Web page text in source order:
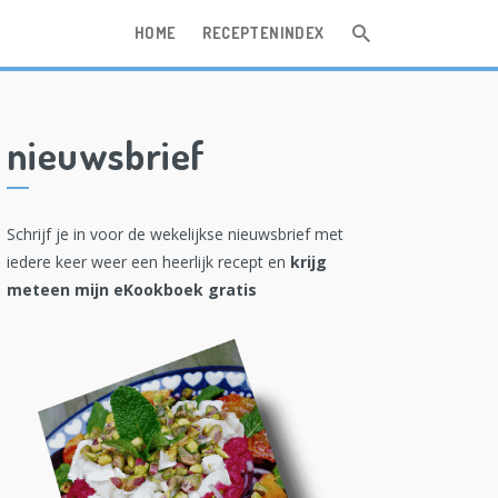
HOME RECEPTENINDEX
nieuwsbrief
Schrijf je in voor de wekelijkse nieuwsbrief met
iedere keer weer een heerlijk recept en krijg
meteen mijn eKookboek gratis